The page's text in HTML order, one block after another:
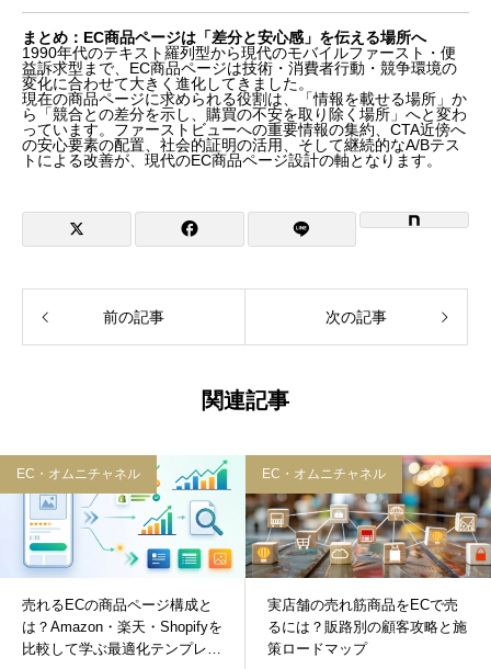
まとめ：EC商品ページは「差分と安心感」を伝える場所へ
1990年代のテキスト羅列型から現代のモバイルファースト・便
益訴求型まで、EC商品ページは技術・消費者行動・競争環境の
変化に合わせて大きく進化してきました。
現在の商品ページに求められる役割は、「情報を載せる場所」か
ら「競合との差分を示し、購買の不安を取り除く場所」へと変わ
っています。ファーストビューへの重要情報の集約、CTA近傍へ
の安心要素の配置、社会的証明の活用、そして継続的なA/Bテス
トによる改善が、現代のEC商品ページ設計の軸となります。
前の記事 次の記事
関連記事
EC・オムニチャネル
売れるECの商品ページ構成と
は？Amazon・楽天・Shopifyを
比較して学ぶ最適化テンプレー
EC・オムニチャネル
実店舗の売れ筋商品をECで売
るには？販路別の顧客攻略と施
策ロードマップ